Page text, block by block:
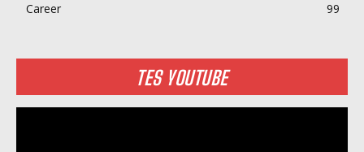
Career
99
TES YOUTUBE